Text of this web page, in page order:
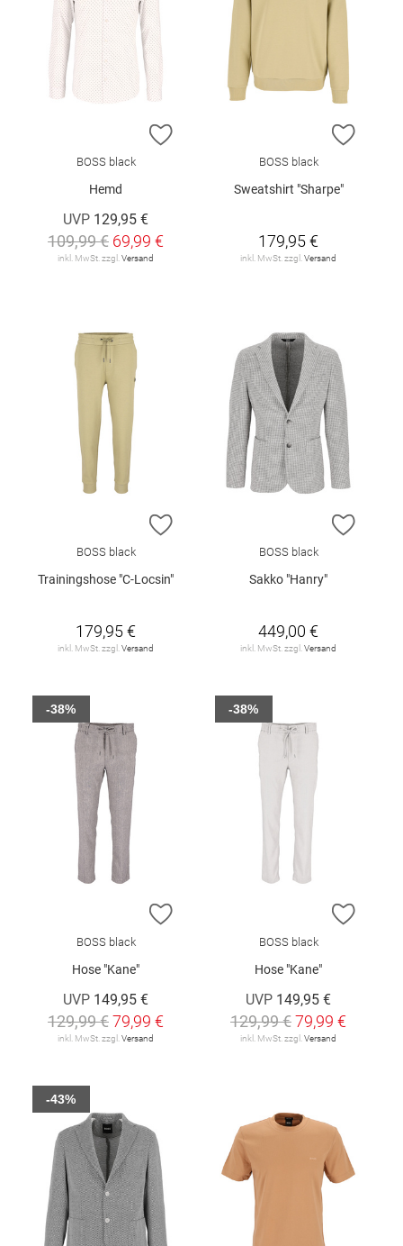
ZUR WUNSCHLISTE HINZUFÜGEN
BOSS black
Hemd
UVP 129,95 €
109,99 € 69,99 €
inkl. MwSt. zzgl. Versand
ZUR
BOSS black
Sweatshirt "Sharpe"
179,95 €
inkl. MwSt. zzgl. Versand
ZUR WUNSCHLISTE HINZUFÜGEN
BOSS black
Trainingshose "C-Locsin"
179,95 €
inkl. MwSt. zzgl. Versand
ZUR
BOSS black
Sakko "Hanry"
449,00 €
inkl. MwSt. zzgl. Versand
ZUR WUNSCHLISTE HINZUFÜGEN
BOSS black
Hose "Kane"
UVP 149,95 €
129,99 €79,99 €
inkl. MwSt. zzgl. Versand
-38%
ZUR
BOSS black
Hose "Kane"
UVP 149,95 €
129,99 €79,99 €
inkl. MwSt. zzgl. Versand
-38%
-43%